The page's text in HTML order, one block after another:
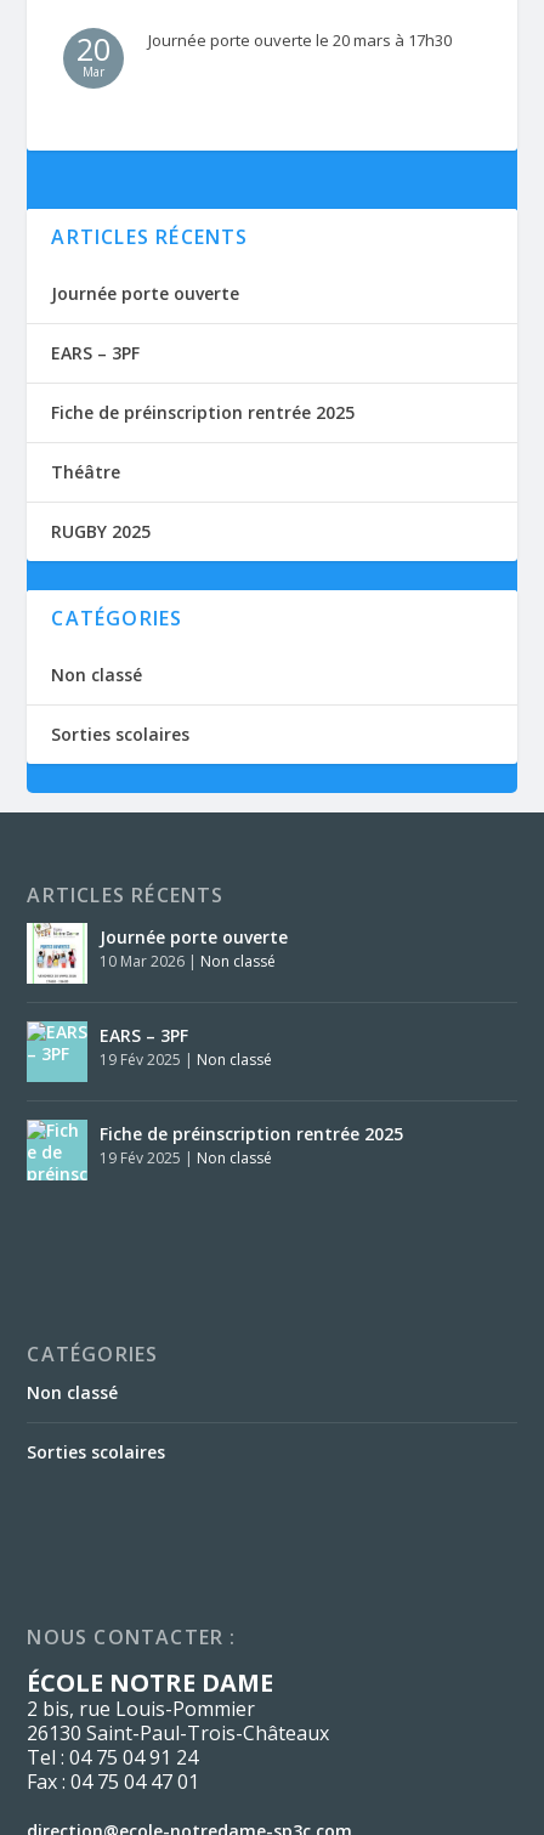
20
Mar
Journée porte ouverte le 20 mars à 17h30
ARTICLES RÉCENTS
Journée porte ouverte
EARS – 3PF
Fiche de préinscription rentrée 2025
Théâtre
RUGBY 2025
CATÉGORIES
Non classé
Sorties scolaires
ARTICLES RÉCENTS
Journée porte ouverte
10 Mar 2026 | Non classé
EARS – 3PF
19 Fév 2025 | Non classé
Fiche de préinscription rentrée 2025
19 Fév 2025 | Non classé
CATÉGORIES
Non classé
Sorties scolaires
NOUS CONTACTER :
ÉCOLE NOTRE DAME
2 bis, rue Louis-Pommier
26130 Saint-Paul-Trois-Châteaux
Tel : 04 75 04 91 24
Fax : 04 75 04 47 01